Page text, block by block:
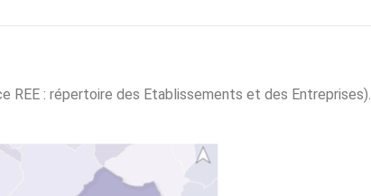
REE : répertoire des Etablissements et des Entreprises).